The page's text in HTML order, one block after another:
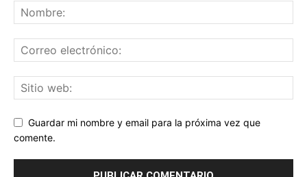
Guardar mi nombre y email para la próxima vez que
comente.